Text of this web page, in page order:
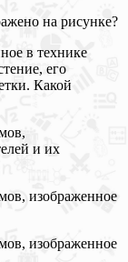
на рисунке?
в технике
его
Какой
и их
изображенное
изображенное